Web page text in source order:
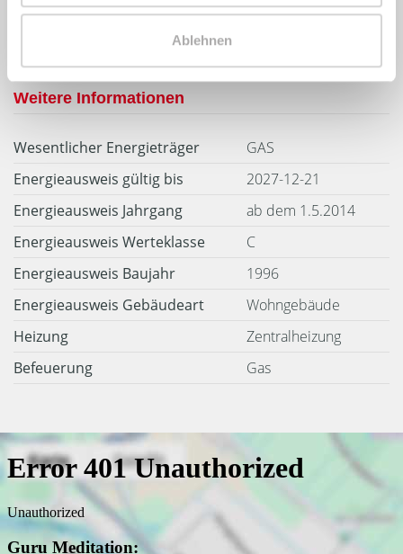
Ablehnen
Energieverbrauchskennwert
Weitere Informationen
Wesentlicher Energieträger
GAS
Energieausweis gültig bis
2027-12-21
Energieausweis Jahrgang
ab dem 1.5.2014
Energieausweis Werteklasse
C
Energieausweis Baujahr
1996
Energieausweis Gebäudeart
Wohngebäude
Heizung
Zentralheizung
Befeuerung
Gas